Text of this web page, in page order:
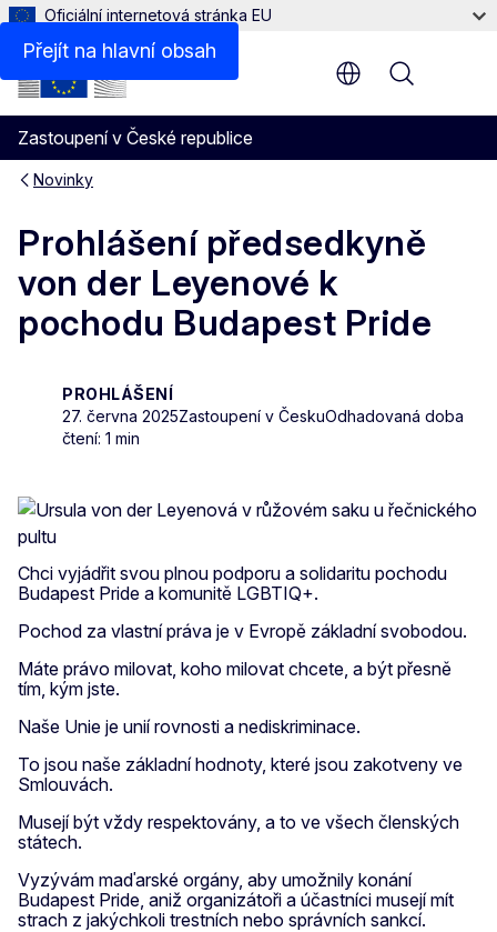
Přejít na hlavní obsah
Oficiální internetová stránka EU
Zastoupení v České republice
Menu
Novinky
Prohlášení předsedkyně
von der Leyenové k
pochodu Budapest Pride
PROHLÁŠENÍ
27. června 2025Zastoupení v ČeskuOdhadovaná doba
čtení: 1 min
Chci vyjádřit svou plnou podporu a solidaritu pochodu
Budapest Pride a komunitě LGBTIQ+.
Pochod za vlastní práva je v Evropě základní svobodou.
Máte právo milovat, koho milovat chcete, a být přesně
tím, kým jste.
Naše Unie je unií rovnosti a nediskriminace.
To jsou naše základní hodnoty, které jsou zakotveny ve
Smlouvách.
Musejí být vždy respektovány, a to ve všech členských
státech.
Vyzývám maďarské orgány, aby umožnily konání
Budapest Pride, aniž organizátoři a účastníci musejí mít
strach z jakýchkoli trestních nebo správních sankcí.